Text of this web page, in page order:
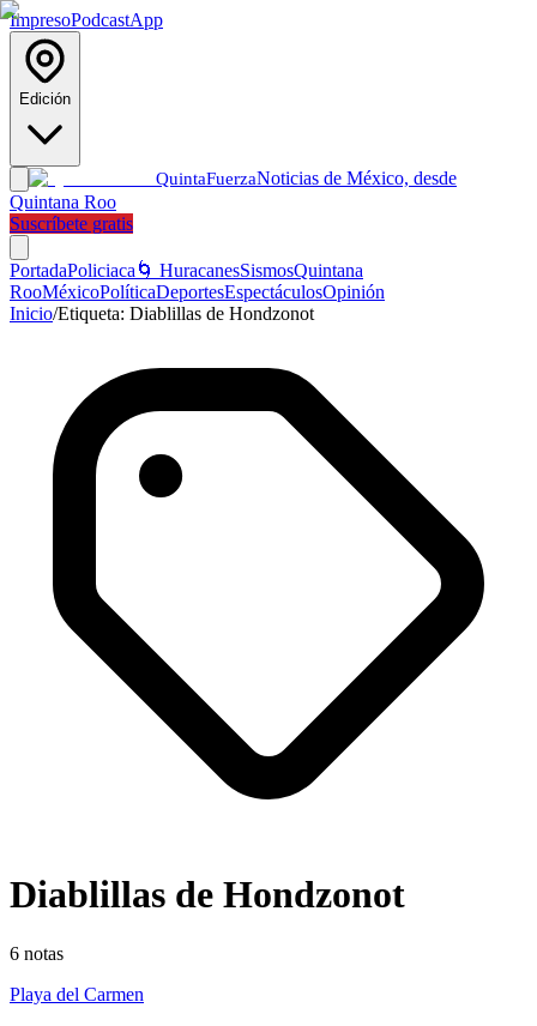
ImpresoPodcastApp
Edición
QuintaFuerzaNoticias de México, desde
Quintana Roo
Suscríbete gratis
PortadaPoliciaca 🌀 HuracanesSismosQuintana
RooMéxicoPolíticaDeportesEspectáculosOpinión
Inicio/Etiqueta: Diablillas de Hondzonot
Diablillas de Hondzonot
6 notas
Playa del Carmen